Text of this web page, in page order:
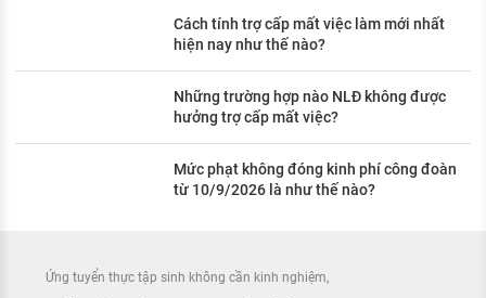
Cách tính trợ cấp mất việc làm mới nhất
hiện nay như thế nào?
Những trường hợp nào NLĐ không được
hưởng trợ cấp mất việc?
Mức phạt không đóng kinh phí công đoàn
từ 10/9/2026 là như thế nào?
Ứng tuyển thực tập sinh không cần kinh nghiệm